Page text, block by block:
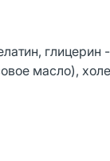
глицерин -
масло),